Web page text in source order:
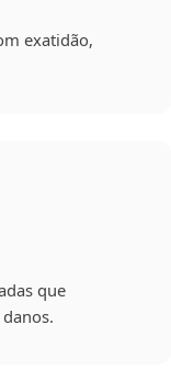
exatidão,
que